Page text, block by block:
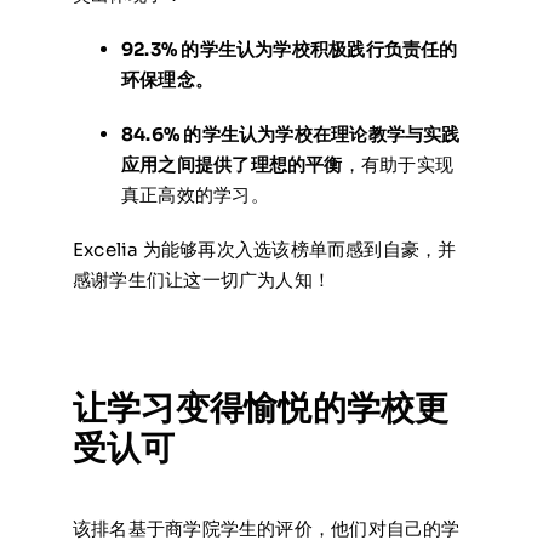
92.3% 的学生认为学校积极践行负责任的
环保理念。
84.6% 的学生认为学校在理论教学与实践
应用之间提供了理想的平衡 ，有助于实现
真正高效的学习。
Excelia 为能够再次入选该榜单而感到自豪，并
感谢学生们让这一切广为人知！
让学习变得愉悦的学校更
受认可
该排名基于商学院学生的评价，他们对自己的学